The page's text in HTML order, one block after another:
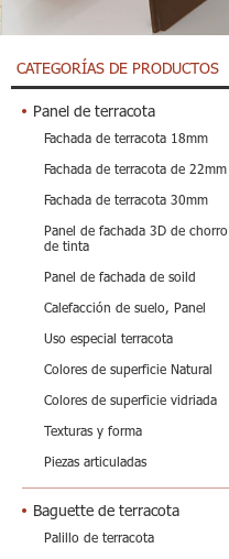
CATEGORÍAS DE PRODUCTOS
Panel de terracota
Fachada de terracota 18mm
Fachada de terracota de 22mm
Fachada de terracota 30mm
Panel de fachada 3D de chorro
de tinta
Panel de fachada de soild
Calefacción de suelo, Panel
Uso especial terracota
Colores de superficie Natural
Colores de superficie vidriada
Texturas y forma
Piezas articuladas
Baguette de terracota
Palillo de terracota